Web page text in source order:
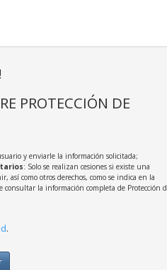
PROTECCIÓN DE
y enviarle la información solicitada;
: Solo se realizan cesiones si existe una
así como otros derechos, como se indica en la
consultar la información completa de Protección
.